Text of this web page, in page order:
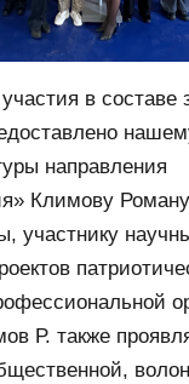
в составе
направления
Климову
участнику
Р. также